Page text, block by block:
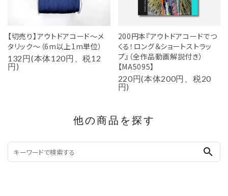
【切売り】アウトドアコード～メ
タリック～（6m以上1m単位）
132円(本体120円、税12
円)
200円本『アウトドアコードでつ
くる！ロング＆ショートストラッ
プ』（全作品動画解説付き）
【MA5095】
220円(本体200円、税20
円)
他の商品を探す
search